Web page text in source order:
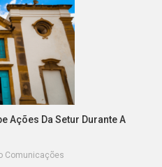
Ações Da Setur Durante A
Comunicações